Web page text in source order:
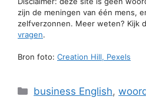
zijn de meningen van één mens,
zelfverzonnen. Meer weten? Kijk
vragen.
Bron foto: Creation Hill, Pexels
Categorieën
business English,